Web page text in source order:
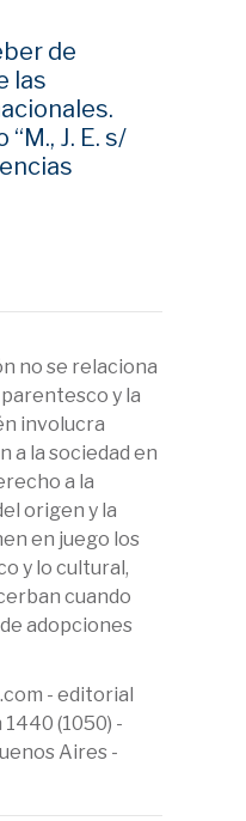
de
las
J. E. s/
no se relaciona
y la
involucra
a la sociedad en
a la
origen y la
en juego los
y lo cultural,
cuando
adopciones
- editorial
(1050) -
Aires -